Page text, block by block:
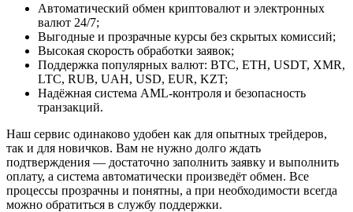
Автоматический обмен криптовалют и электронных
валют 24/7;
Выгодные и прозрачные курсы без скрытых комиссий;
Высокая скорость обработки заявок;
Поддержка популярных валют: BTC, ETH, USDT, XMR,
LTC, RUB, UAH, USD, EUR, KZT;
Надёжная система AML-контроля и безопасность
транзакций.
Наш сервис одинаково удобен как для опытных трейдеров,
так и для новичков. Вам не нужно долго ждать
подтверждения — достаточно заполнить заявку и выполнить
оплату, а система автоматически произведёт обмен. Все
процессы прозрачны и понятны, а при необходимости всегда
можно обратиться в службу поддержки.